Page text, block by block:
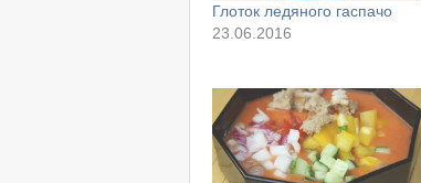
Глоток ледяного гаспачо
23.06.2016